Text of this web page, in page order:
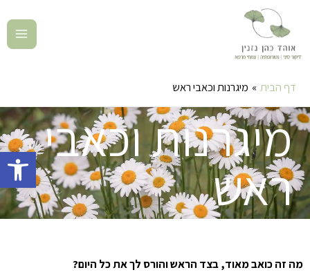
פתח
דף הבית מיגרנות וכאבי ראש
מיגרנות וכאבי
ראש
מה זה כואב מאוד, בצד הראש והורס לך את כל היום?